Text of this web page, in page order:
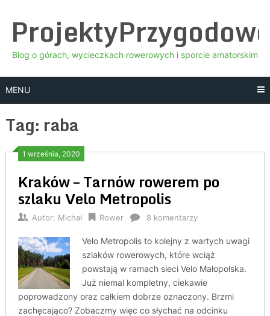
content
Blog o górach, wycieczkach rowerowych i sporcie amatorskim
MENU
Tag: raba
1 września, 2020
Kraków – Tarnów rowerem po
szlaku Velo Metropolis
Autor: Michał Rower 8 komentarzy
Velo Metropolis to kolejny z wartych uwagi
szlaków rowerowych, które wciąż
powstają w ramach sieci Velo Małopolska.
Już niemal kompletny, ciekawie
poprowadzony oraz całkiem dobrze oznaczony. Brzmi
zachęcająco? Zobaczmy więc co słychać na odcinku